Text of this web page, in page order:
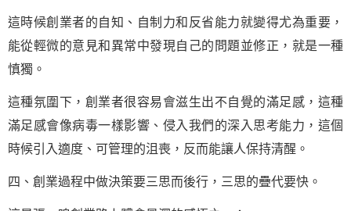
這時候創業者的自知、自制力和反省能力就變得尤為重要，
能從輕微的意見和異常中發現自己的問題並修正，就是一種
慎獨。
這種氛圍下，創業者很容易會滋生出不自覺的滿足感，這種
滿足感會像病毒一樣影響、侵入我們的深入思考能力，這個
時候引入適度、可管理的沮喪，反而能讓人保持清醒。
四、創業過程中做決策要三思而後行，三思的疊代要快。